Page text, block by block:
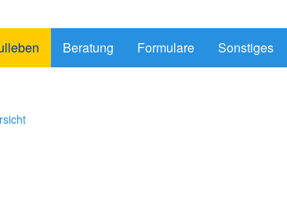
Beratung Formulare Sonstiges